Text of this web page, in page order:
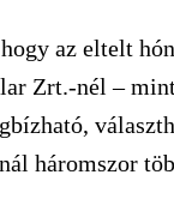
az eltelt
Zrt.-nél –
háromszor